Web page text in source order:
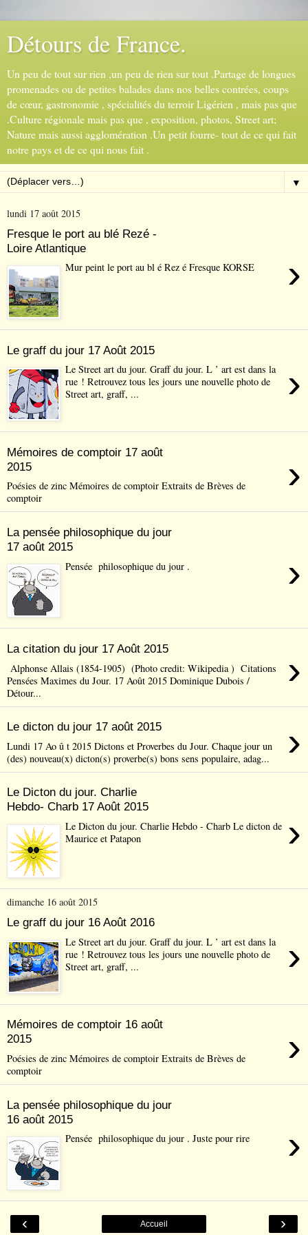
Détours de France.
Un peu de tout sur rien ,un peu de rien sur tout .Partage de longues
promenades ou de petites balades dans nos belles contrées, coups
de cœur, gastronomie , spécialités du terroir Ligérien , mais pas que
.Culture régionale mais pas que , exposition, photos, Street art;
Nature mais aussi agglomération .Un petit fourre- tout de ce qui fait
notre pays et de ce qui nous fait .
▼
lundi 17 août 2015
Fresque le port au blé Rezé -
Loire Atlantique
›
Mur peint le port au bl é Rez é Fresque KORSE
Le graff du jour 17 Août 2015
›
Le Street art du jour. Graff du jour. L ’ art est dans la
rue ! Retrouvez tous les jours une nouvelle photo de
Street art, graff, ...
Mémoires de comptoir 17 août
2015
›
Poésies de zinc Mémoires de comptoir Extraits de Brèves de
comptoir
La pensée philosophique du jour
17 août 2015
›
Pensée philosophique du jour .
La citation du jour 17 Août 2015 ›
Alphonse Allais (1854-1905) (Photo credit: Wikipedia ) Citations
Pensées Maximes du Jour. 17 Août 2015 Dominique Dubois /
Détour...
Le dicton du jour 17 août 2015 ›
Lundi 17 Ao û t 2015 Dictons et Proverbes du Jour. Chaque jour un
(des) nouveau(x) dicton(s) proverbe(s) bons sens populaire, adag...
Le Dicton du jour. Charlie
Hebdo- Charb 17 Août 2015
›
Le Dicton du jour. Charlie Hebdo - Charb Le dicton de
Maurice et Patapon
dimanche 16 août 2015
Le graff du jour 16 Août 2016
›
Le Street art du jour. Graff du jour. L ’ art est dans la
rue ! Retrouvez tous les jours une nouvelle photo de
Street art, graff, ...
Mémoires de comptoir 16 août
2015
›
Poésies de zinc Mémoires de comptoir Extraits de Brèves de
comptoir
La pensée philosophique du jour
16 août 2015
›
Pensée philosophique du jour . Juste pour rire
‹ ›
Accueil